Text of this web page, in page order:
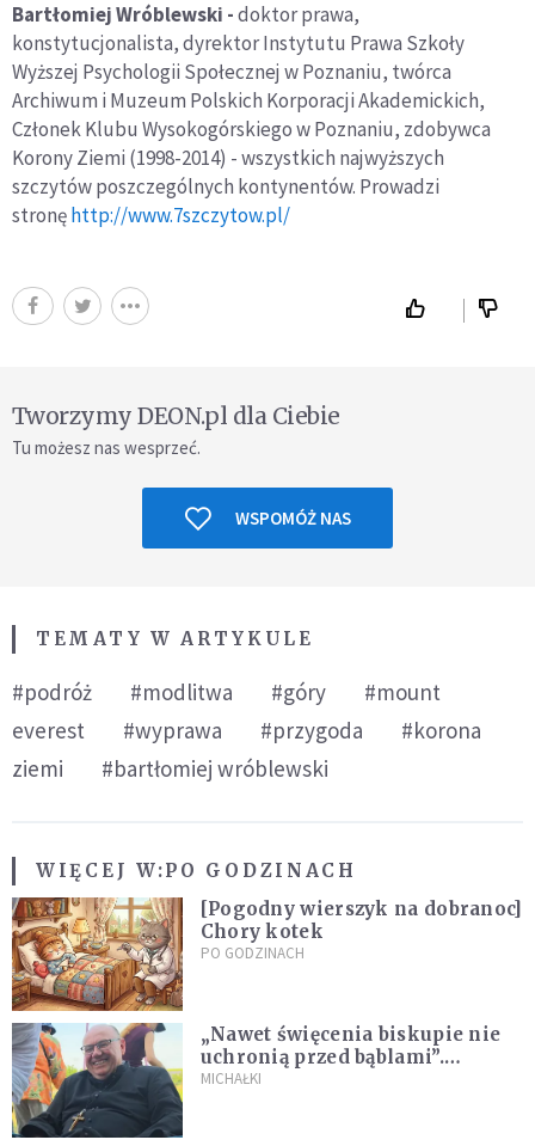
Bartłomiej Wróblewski -doktor prawa,
konstytucjonalista, dyrektor Instytutu Prawa Szkoły
Wyższej Psychologii Społecznej w Poznaniu, twórca
Archiwum i Muzeum Polskich Korporacji Akademickich,
Członek Klubu Wysokogórskiego w Poznaniu, zdobywca
Korony Ziemi (1998-2014) - wszystkich najwyższych
szczytów poszczególnych kontynentów. Prowadzi
stronęhttp://www.7szczytow.pl/
Tworzymy DEON.pl dla Ciebie
Tu możesz nas wesprzeć.
WSPOMÓŻ NAS
TEMATY W ARTYKULE
#podróż #modlitwa #góry
#mount
everest
#wyprawa #przygoda
#korona
ziemi
#bartłomiej wróblewski
WIĘCEJ W:PO GODZINACH
[Pogodny wierszyk na dobranoc]
Chory kotek
PO GODZINACH
„Nawet święcenia biskupie nie
uchronią przed bąblami”.
Archidiecezja pokazała
MICHAŁKI